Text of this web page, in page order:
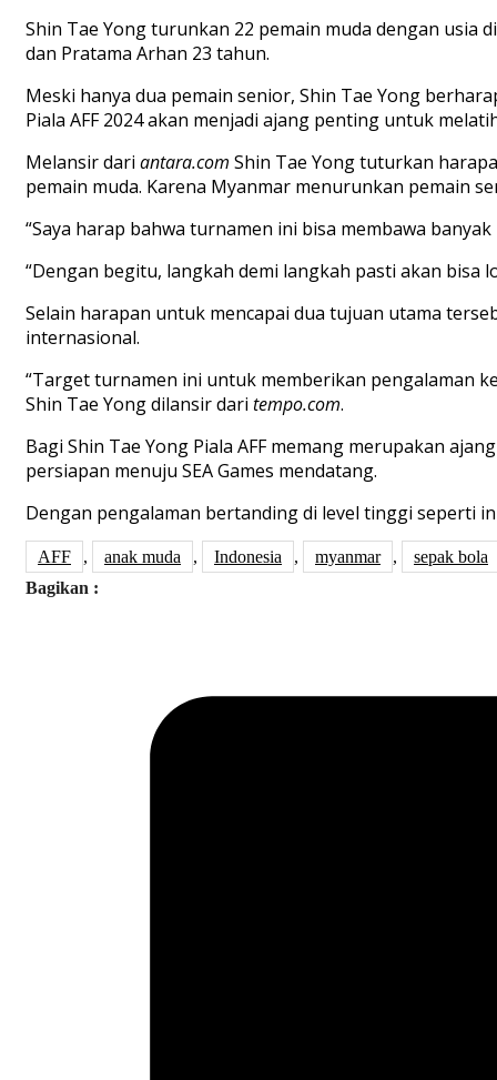
Shin Tae Yongturunkan 22 pemain muda dengan usia
dan Pratama Arhan 23 tahun.
Meski hanya dua pemain senior, Shin Tae Yong
Piala AFF 2024 akan menjadi ajang penting untuk
Melansirdari antara.com Shin Tae Yongtuturkan
pemain muda. Karena Myanmar menurunkan pemain
“Saya harap bahwa turnamen ini bisa membawa banyak
“Dengan begitu, langkah demi langkah pasti akan bisa
Selain harapan untuk mencapai dua tujuan utama
internasional.
“Targetturnamen ini untuk memberikan pengalaman
Shin Tae Yong dilansir dari tempo.com.
Bagi Shin Tae Yong Piala AFFmemang merupakan
persiapan menuju SEA Games mendatang.
Dengan pengalaman bertandingdi level tinggi seperti
AFF , anak muda , Indonesia , myanmar ,
sepak bola
Bagikan :